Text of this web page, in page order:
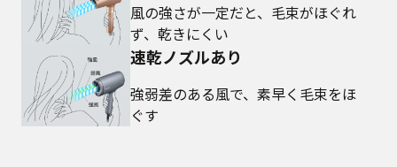
風の強さが一定だと、毛束がほぐれ
ず、乾きにくい
速乾ノズルあり
強弱差のある風で、素早く毛束をほ
ぐす